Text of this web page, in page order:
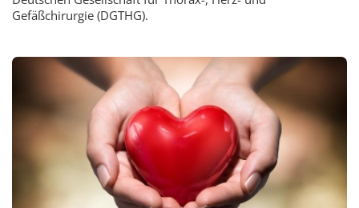
Gefäßchirurgie (DGTHG).